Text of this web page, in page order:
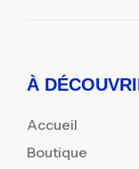
À
Accueil
Boutique